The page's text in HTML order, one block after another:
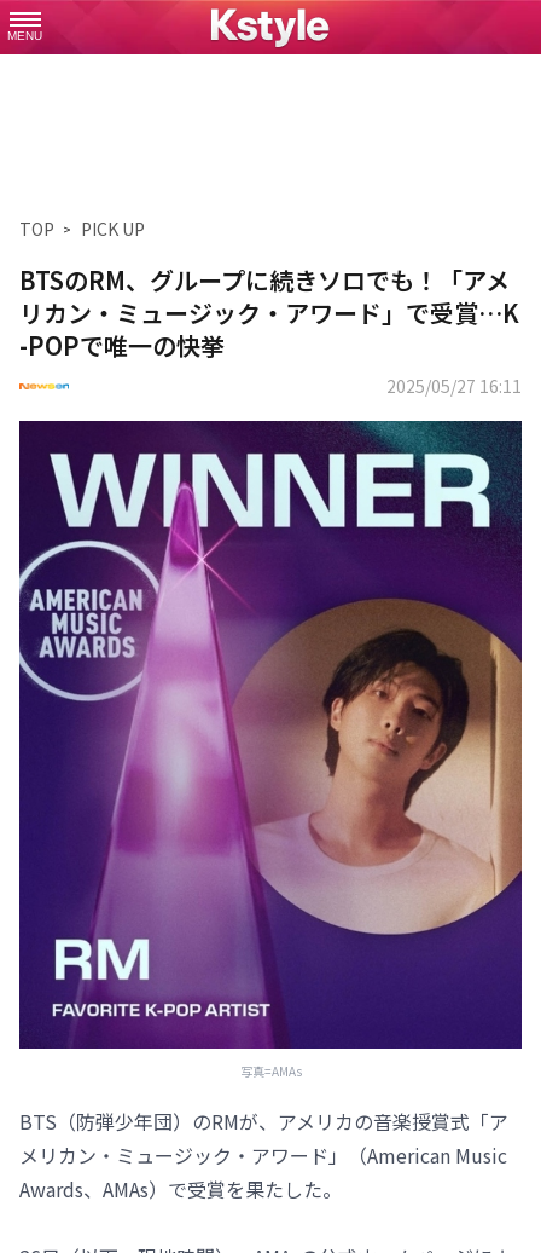
MENU
TOP PICK UP
BTSのRM、グループに続きソロでも！「アメ
リカン・ミュージック・アワード」で受賞…K
-POPで唯一の快挙
2025/05/27 16:11
写真=AMAs
BTS（防弾少年団）のRMが、アメリカの音楽授賞式「ア
メリカン・ミュージック・アワード」（American Music
Awards、AMAs）で受賞を果たした。